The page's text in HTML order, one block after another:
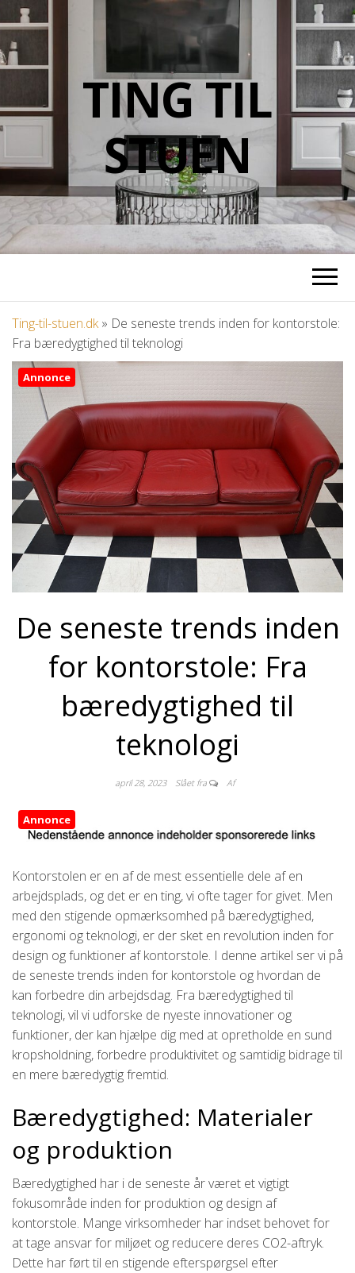
TING TIL
STUEN
Ting-til-stuen.dk» De seneste trends inden for kontorstole:
Fra bæredygtighed til teknologi
Annonce
De seneste trends inden
for kontorstole: Fra
bæredygtighed til
teknologi
april 28, 2023 Slået fra Af
Annonce
Kontorstolen er en af de mest essentielle dele af en
arbejdsplads, og det er en ting, vi ofte tager for givet. Men
med den stigende opmærksomhed på bæredygtighed,
ergonomi og teknologi, er der sket en revolution inden for
design og funktioner af kontorstole. I denne artikel ser vi på
de seneste trends inden for kontorstole og hvordan de
kan forbedre din arbejdsdag. Fra bæredygtighed til
teknologi, vil vi udforske de nyeste innovationer og
funktioner, der kan hjælpe dig med at opretholde en sund
kropsholdning, forbedre produktivitet og samtidig bidrage til
en mere bæredygtig fremtid.
Bæredygtighed: Materialer
og produktion
Bæredygtighed har i de seneste år været et vigtigt
fokusområde inden for produktion og design af
kontorstole. Mange virksomheder har indset behovet for
at tage ansvar for miljøet og reducere deres CO2-aftryk.
Dette har ført til en stigende efterspørgsel efter